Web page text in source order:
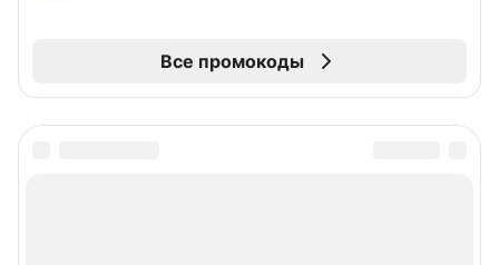
Все промокоды